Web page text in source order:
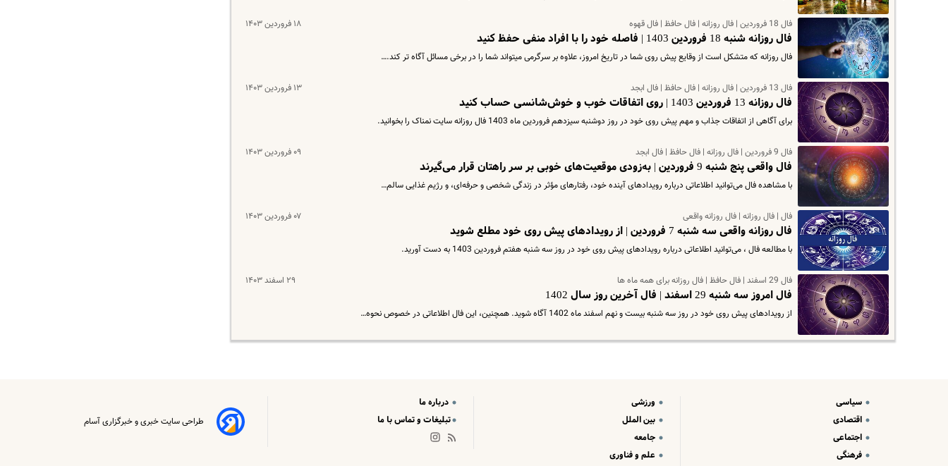
فال 18 فروردین | فال روزانه | فال حافظ | فال قهوه ۱۸ فروردین ۱۴۰۳
فال روزانه شنبه 18 فروردین 1403 | فاصله خود را با افراد منفی حفظ کنید
فال روزانه که متشکل است از وقایع پیش روی شما در تاریخ امروز، علاوه بر سرگرمی میتواند شما را در برخی مسائل آگاه تر کند.…
فال 13 فروردین | فال روزانه | فال حافظ | فال ابجد ۱۳ فروردین ۱۴۰۳
فال روزانه 13 فروردین 1403 | روی اتفاقات خوب و خوش‌شانسی حساب کنید
برای آگاهی از اتفاقات جذاب و مهم پیش روی خود در روز دوشنبه سیزدهم فروردین ماه 1403 فال روزانه سایت نمناک را بخوانید.
فال 9 فروردین | فال روزانه | فال حافظ | فال ابجد ۰۹ فروردین ۱۴۰۳
فال واقعی پنج شنبه 9 فروردین | به‌زودی موقعیت‌های خوبی بر سر راهتان قرار می‌گیرند
با مشاهده فال می‌توانید اطلاعاتی درباره رویدادهای آینده خود، رفتارهای مؤثر در زندگی شخصی و حرفه‌ای، و رژیم غذایی سالم…
فال | فال روزانه | فال روزانه واقعی ۰۷ فروردین ۱۴۰۳
فال روزانه واقعی سه شنبه 7 فروردین | از رویدادهای پیش روی خود مطلع شوید
با مطالعه فال ، می‌توانید اطلاعاتی درباره رویدادهای پیش روی خود در روز سه شنبه هفتم فروردین 1403 به دست آورید.
فال 29 اسفند | فال حافظ | فال روزانه برای همه ماه ها ۲۹ اسفند ۱۴۰۳
فال امروز سه شنبه 29 اسفند | فال آخرین روز سال 1402
از رویدادهای پیش روی خود در روز سه شنبه بیست و نهم اسفند ماه 1402 آگاه شوید. همچنین، این فال اطلاعاتی در خصوص نحوه…
سیاسی
اقتصادی
اجتماعی
فرهنگی
ورزشی
بین الملل
جامعه
علم و فناوری
درباره ما
تبلیغات و تماس با ما
طراحی سایت خبری و خبرگزاری آسام